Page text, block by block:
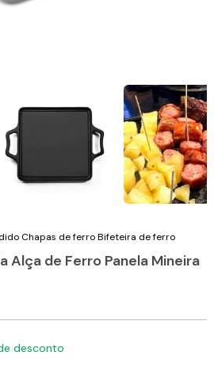
Chapas de ferro Bifeteira de ferro
Alça de Ferro Panela Mineira
desconto